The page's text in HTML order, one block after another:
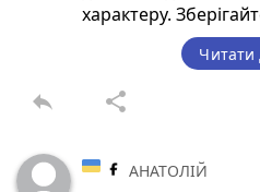
характеру.
емпатію із
житті, ви не
підріжуть в
по дорозі із школи
Читати
reply share
АНАТОЛІЙ